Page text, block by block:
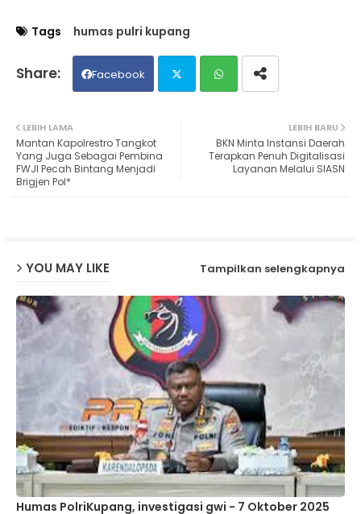
Tags humas pulri kupang
Facebook
ats
LEBIH BARU
BKN Minta Instansi Daerah
Terapkan Penuh Digitalisasi
Layanan Melalui SIASN
LEBIH LAMA
Mantan Kapolrestro Tangkot
Yang Juga Sebagai Pembina
FWJI Pecah Bintang Menjadi
Brigjen Pol*
YOU MAY LIKE Tampilkan selengkapnya
Humas PolriKupang, investigasi gwi - 7 Oktober 2025